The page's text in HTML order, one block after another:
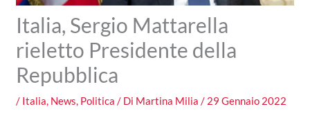
Italia, Sergio Mattarella
rieletto Presidente della
Repubblica
/ Italia, News, Politica / Di Martina Milia/ 29 Gennaio 2022